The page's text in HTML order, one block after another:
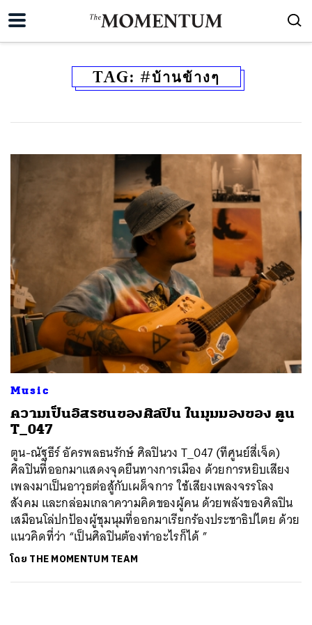
TAG: #บ้านข้างๆ
Music
ความเป็นอิสรชนของศิลปิน ในมุมมองของ ตูน
T_047
ตูน-ณัฐธีร์ อัครพลธนรักษ์ ศิลปินวง T_047 (ทีศูนย์สี่เจ็ด)
ศิลปินที่ออกมาแสดงจุดยืนทางการเมือง ด้วยการหยิบเสียง
เพลงมาเป็นอาวุธต่อสู้กับเผด็จการ ใช้เสียงเพลงจรรโลง
สังคม และกล่อมเกลาความคิดของผู้คน ด้วยพลังของศิลปิน
เสมือนโล่ปกป้องผู้ชุมนุมที่ออกมาเรียกร้องประชาธิปไตย ด้วย
แนวคิดที่ว่า “เป็นศิลปินต้องทำอะไรก็ได้ ”
โดย THE MOMENTUM TEAM